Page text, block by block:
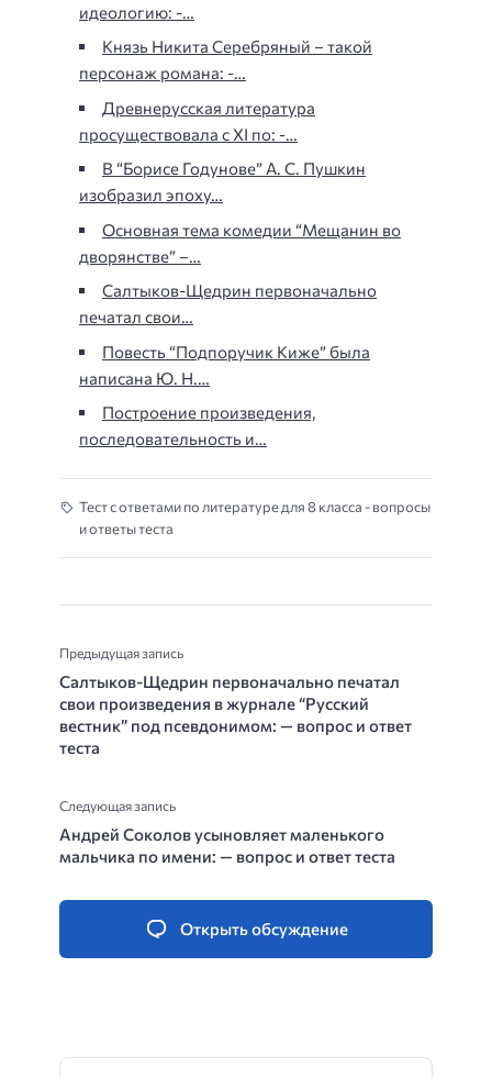
идеологию: -…
Князь Никита Серебряный – такой
персонаж романа: -…
Древнерусская литература
просуществовала с XI по: -…
В “Борисе Годунове” А. С. Пушкин
изобразил эпоху…
Основная тема комедии “Мещанин во
дворянстве” –…
Салтыков-Щедрин первоначально
печатал свои…
Повесть “Подпоручик Киже” была
написана Ю. Н.…
Построение произведения,
последовательность и…
Тест с ответами по литературе для 8 класса - вопросы
и ответы теста
Предыдущая запись
Салтыков-Щедрин первоначально печатал
свои произведения в журнале “Русский
вестник” под псевдонимом: — вопрос и ответ
теста
Следующая запись
Андрей Соколов усыновляет маленького
мальчика по имени: — вопрос и ответ теста
Открыть обсуждение